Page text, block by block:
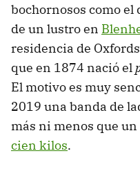
bochornosos como el
de un lustro en
residencia de
que en 1874 nació el
El motivo es muy
2019 una banda de
más ni menos que
cien kilos.